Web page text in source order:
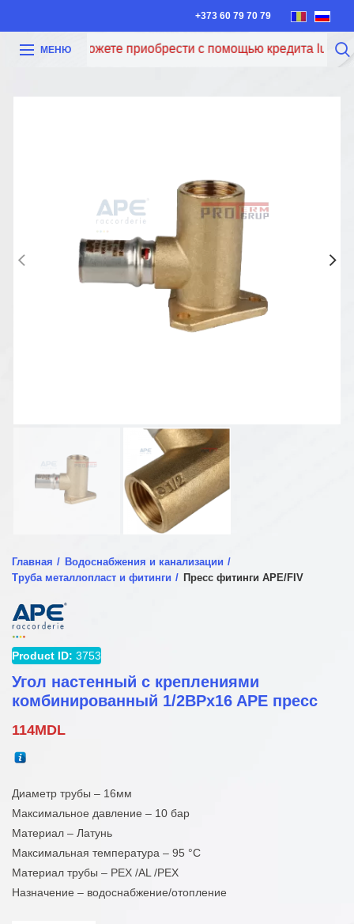
+373 60 79 70 79
МЕНЮ
Теперь вы можете приобрести с помощью кредита Iute
Главная
Водоснабжения и канализации
Труба металлопласт и фитинги
Пресс фитинги APE/FIV
Product ID: 3753
Угол настенный с креплениями
комбинированный 1/2ВРx16 APE пресс
114MDL
Диаметр трубы – 16мм
Максимальное давление – 10 бар
Материал – Латунь
Максимальная температура – 95 °С
Материал трубы – PEX /AL /PEX
Назначение – водоснабжение/отопление